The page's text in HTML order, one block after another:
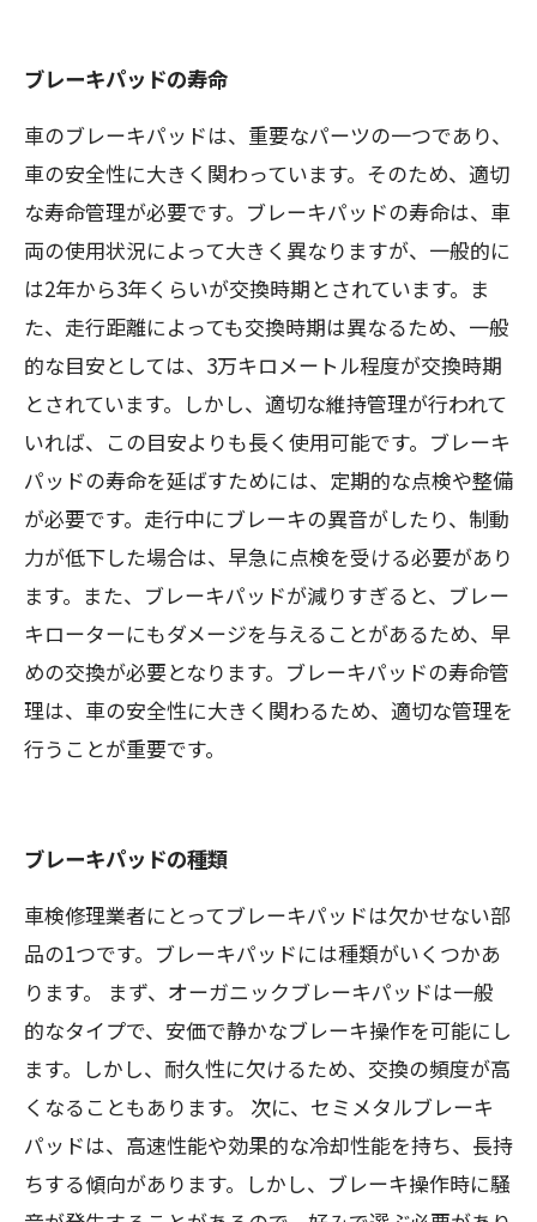
ブレーキパッドの寿命
車のブレーキパッドは、重要なパーツの一つであり、
車の安全性に大きく関わっています。そのため、適切
な寿命管理が必要です。ブレーキパッドの寿命は、車
両の使用状況によって大きく異なりますが、一般的に
は2年から3年くらいが交換時期とされています。ま
た、走行距離によっても交換時期は異なるため、一般
的な目安としては、3万キロメートル程度が交換時期
とされています。しかし、適切な維持管理が行われて
いれば、この目安よりも長く使用可能です。ブレーキ
パッドの寿命を延ばすためには、定期的な点検や整備
が必要です。走行中にブレーキの異音がしたり、制動
力が低下した場合は、早急に点検を受ける必要があり
ます。また、ブレーキパッドが減りすぎると、ブレー
キローターにもダメージを与えることがあるため、早
めの交換が必要となります。ブレーキパッドの寿命管
理は、車の安全性に大きく関わるため、適切な管理を
行うことが重要です。
ブレーキパッドの種類
車検修理業者にとってブレーキパッドは欠かせない部
品の1つです。ブレーキパッドには種類がいくつかあ
ります。 まず、オーガニックブレーキパッドは一般
的なタイプで、安価で静かなブレーキ操作を可能にし
ます。しかし、耐久性に欠けるため、交換の頻度が高
くなることもあります。 次に、セミメタルブレーキ
パッドは、高速性能や効果的な冷却性能を持ち、長持
ちする傾向があります。しかし、ブレーキ操作時に騒